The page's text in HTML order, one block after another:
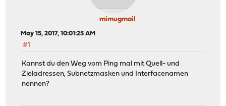
mimugmail
May 15, 2017, 10:01:25 AM
#1
Kannst du den Weg vom Ping mal mit Quell- und
Zieladressen, Subnetzmasken und Interfacenamen
nennen?